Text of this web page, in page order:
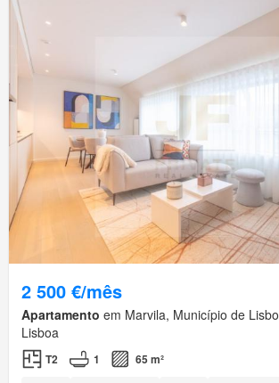
2 500 €/mês
Apartamento em Marvila, Município de
Lisboa
T2 1 65 m²